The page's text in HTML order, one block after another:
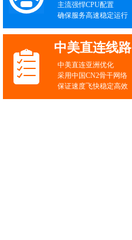
主流强悍CPU配置
确保服务高速稳定运行
中美直连线路
中美直连亚洲优化
采用中国CN2骨干网络
保证速度飞快稳定高效